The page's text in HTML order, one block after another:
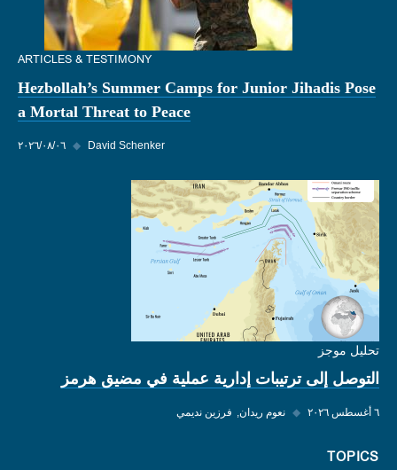
ARTICLES & TESTIMONY
Hezbollah’s Summer Camps for Junior Jihadis Pose
a Mortal Threat to Peace
٠٦‏/٠٨‏/٢٠٢٦ ◆ David Schenker
تحليل موجز
التوصل إلى ترتيبات إدارية عملية في مضيق هرمز
٦ أغسطس ٢٠٢٦ ◆ نعوم ريدان فرزين نديمي
TOPICS